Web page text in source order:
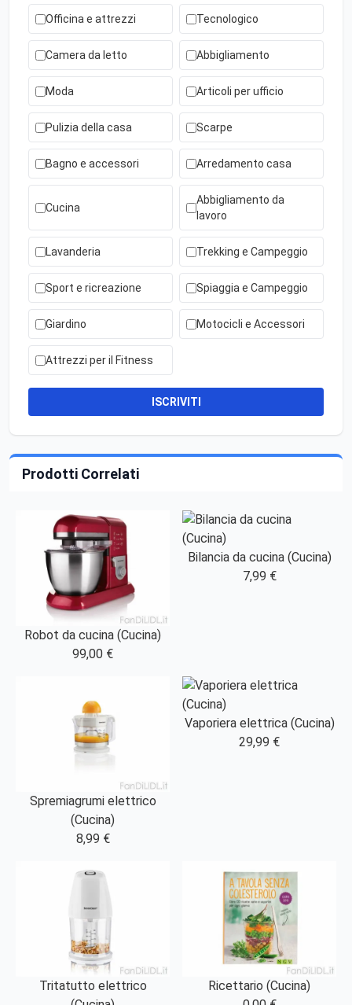
Officina e attrezzi Tecnologico
Camera da letto Abbigliamento
Moda Articoli per ufficio
Pulizia della casa Scarpe
Bagno e accessori Arredamento casa
Cucina
Abbigliamento da
lavoro
Lavanderia Trekking e Campeggio
Sport e ricreazione Spiaggia e Campeggio
Giardino Motocicli e Accessori
Attrezzi per il Fitness
ISCRIVITI
Prodotti Correlati
Robot da cucina (Cucina)
99,00 €
Bilancia da cucina (Cucina)
7,99 €
Spremiagrumi elettrico
(Cucina)
8,99 €
Vaporiera elettrica (Cucina)
29,99 €
Tritatutto elettrico
Ricettario (Cucina)